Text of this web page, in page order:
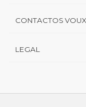
CONTACTOS
LEGAL